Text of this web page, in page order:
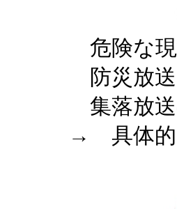
危険な現
防災放
集落放
→ 具体的